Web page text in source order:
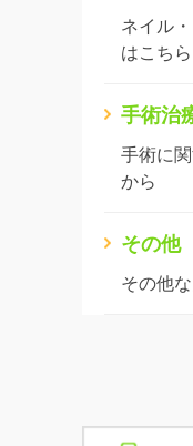
ネイル
はこちら
手術治
手術に
から
その他
その他